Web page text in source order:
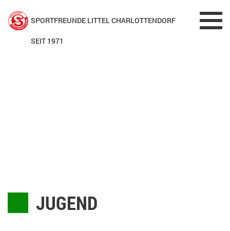
SPORTFREUNDE LITTEL CHARLOTTENDORF
SEIT 1971
JUGEND